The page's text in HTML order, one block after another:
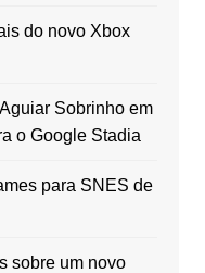
do novo Xbox
Sobrinhoem
o Google Stadia
para SNES de
sobre um novo